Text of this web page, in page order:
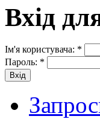
Вхід
Ім'я користувача: *
Пароль: *